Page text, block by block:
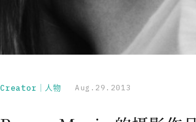
Creator｜人物 Aug.29.2013